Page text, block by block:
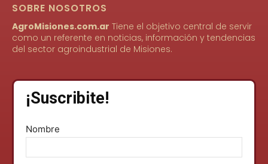
SOBRE NOSOTROS
AgroMisiones.com.ar Tiene el objetivo central de servir
como un referente en noticias, información y tendencias
del sector agroindustrial de Misiones.
¡Suscribite!
Nombre